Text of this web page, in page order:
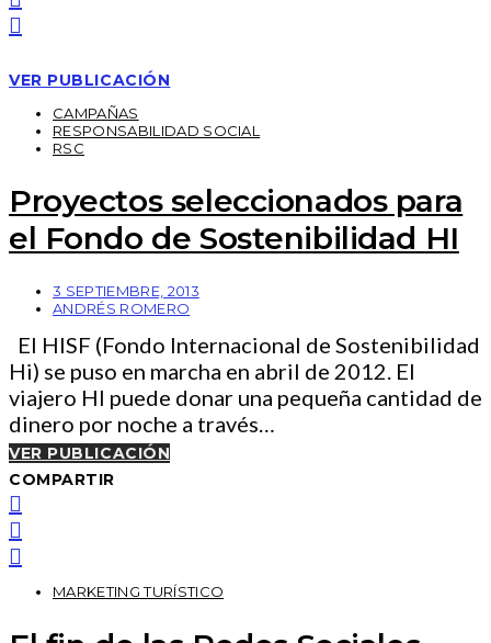
VER PUBLICACIÓN
CAMPAÑAS
RESPONSABILIDAD SOCIAL
RSC
Proyectos seleccionados para
el Fondo de Sostenibilidad HI
3 SEPTIEMBRE, 2013
ANDRÉS ROMERO
El HISF (Fondo Internacional de Sostenibilidad
Hi) se puso en marcha en abril de 2012. El
viajero HI puede donar una pequeña cantidad de
dinero por noche a través…
VER PUBLICACIÓN
COMPARTIR
MARKETING TURÍSTICO